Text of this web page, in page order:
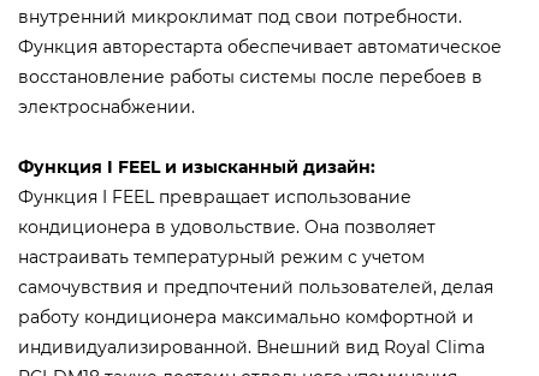
внутренний микроклимат под свои потребности.
Функция авторестарта обеспечивает автоматическое
восстановление работы системы после перебоев в
электроснабжении.
Функция I FEEL и изысканный дизайн:
Функция I FEEL превращает использование
кондиционера в удовольствие. Она позволяет
настраивать температурный режим с учетом
самочувствия и предпочтений пользователей, делая
работу кондиционера максимально комфортной и
индивидуализированной. Внешний вид Royal Clima